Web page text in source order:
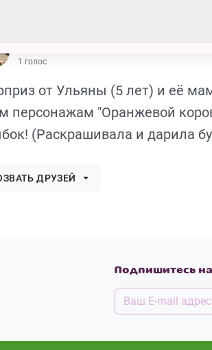
1 голос
от Ульяны (5 лет) и её
персонажам "Оранжевой
(Раскрашивала и дарила
ДРУЗЕЙ
Подпишитесь